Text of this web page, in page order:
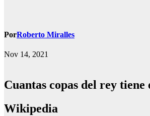
PorRoberto Miralles
Nov 14, 2021
Cuantas copas del rey
Wikipedia